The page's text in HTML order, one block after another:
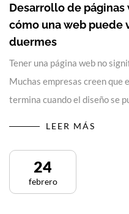
Desarrollo de
cómo una web puede
duermes
Tener una página web no
Muchas empresas creen que
termina cuando el diseño se
LEER MÁS
24
febrero